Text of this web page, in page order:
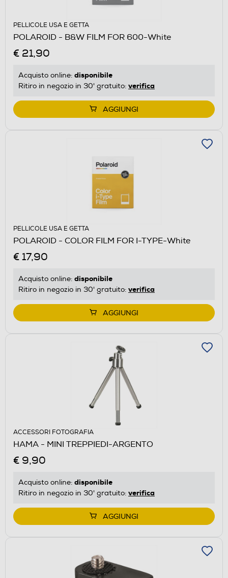
PELLICOLE USA E GETTA
POLAROID - B&W FILM FOR 600-White
€ 21,90
Acquisto online: disponibile
Ritiro in negozio in 30' gratuito: verifica
AGGIUNGI
PELLICOLE USA E GETTA
POLAROID - COLOR FILM FOR I-TYPE-White
€ 17,90
Acquisto online: disponibile
Ritiro in negozio in 30' gratuito: verifica
AGGIUNGI
ACCESSORI FOTOGRAFIA
HAMA - MINI TREPPIEDI-ARGENTO
€ 9,90
Acquisto online: disponibile
Ritiro in negozio in 30' gratuito: verifica
AGGIUNGI